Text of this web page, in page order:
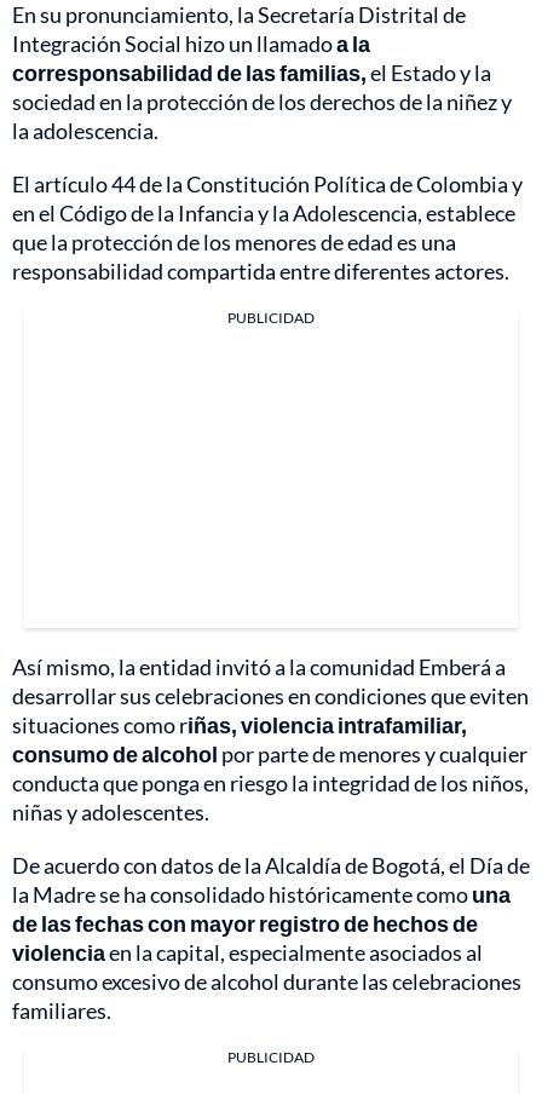
En su pronunciamiento, la Secretaría Distrital de
Integración Social hizo un llamadoa la
corresponsabilidad de las familias,el Estado y la
sociedad en la protección de los derechos de la niñez y
la adolescencia.
El artículo 44 de la Constitución Política de Colombia y
en el Código de la Infancia y la Adolescencia, establece
que la protección de los menores de edad es una
responsabilidad compartida entre diferentes actores.
PUBLICIDAD
Así mismo, la entidad invitó a la comunidad Emberá a
desarrollar sus celebraciones en condiciones que eviten
situaciones como riñas, violencia intrafamiliar,
consumo de alcohol por parte de menores y cualquier
conducta que ponga en riesgo la integridad de los niños,
niñas y adolescentes.
De acuerdo con datos de la Alcaldía de Bogotá, el Día de
la Madre se ha consolidado históricamente comouna
de las fechas con mayor registro de hechos de
violenciaen la capital, especialmente asociados al
consumo excesivo de alcohol durante las celebraciones
familiares.
PUBLICIDAD